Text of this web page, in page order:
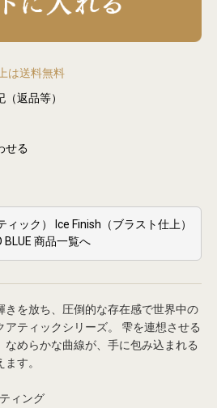
は送料無料
返品等）
せる
ィック） Ice Finish（ブラスト仕上）
BLUE 商品一覧へ
きを放ち、圧倒的な存在感で世界中の
ティックシリーズ。 雫を連想させる
なめらかな曲線が、手に包み込まれる
す。
ィング